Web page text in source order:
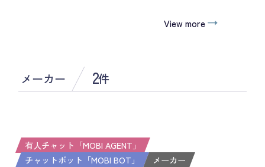
View more
メーカー 2件
有人チャット「MOBI AGENT」
チャットボット「MOBI BOT」
メーカー